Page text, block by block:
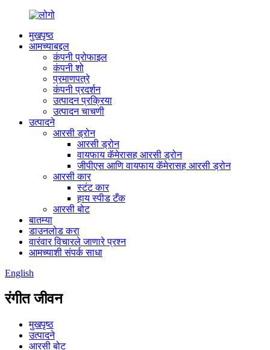
मुखपृष्ठ
आमच्याबद्दल
कंपनी प्रोफाइल
कंपनी शो
प्रमाणपत्रे
कंपनी प्रदर्शन
उत्पादन प्रक्रिया
उत्पादन चाचणी
उत्पादने
आरसी ड्रोन
आरसी ड्रोन
वायफाय कॅमेरासह आरसी ड्रोन
जीपीएस आणि वायफाय कॅमेरासह आरसी ड्रोन
आरसी कार
स्टंट कार
हाय स्पीड टँक
आरसी बोट
बातम्या
डाउनलोड करा
वारंवार विचारले जाणारे प्रश्न
आमच्याशी संपर्क साधा
English
रंगीत जीवन
मुखपृष्ठ
उत्पादने
आरसी बोट